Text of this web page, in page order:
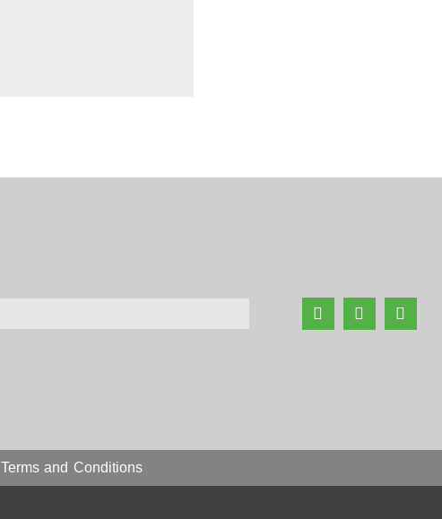
Terms and Conditions